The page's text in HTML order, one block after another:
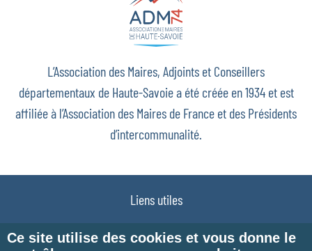
L’Association des Maires, Adjoints et Conseillers
départementaux de Haute-Savoie a été créée en 1934 et est
affiliée à l’Association des Maires de France et des Présidents
d’intercommunalité.
Liens utiles
Ce site utilise des cookies et vous donne le